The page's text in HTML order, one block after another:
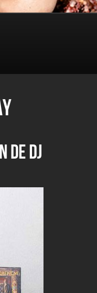
DE DJ